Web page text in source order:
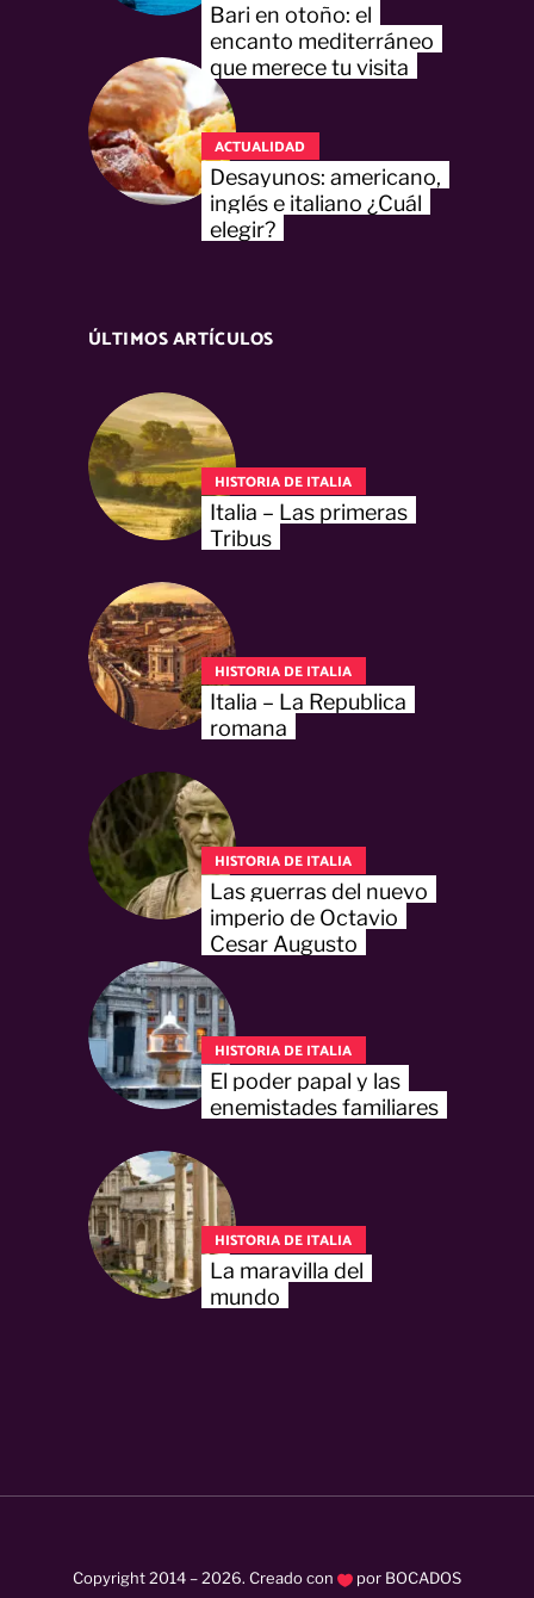
Bari en otoño: el
encanto mediterráneo
que merece tu visita
ACTUALIDAD
Desayunos: americano,
inglés e italiano ¿Cuál
elegir?
ÚLTIMOS ARTÍCULOS
HISTORIA DE ITALIA
Italia – Las primeras
Tribus
HISTORIA DE ITALIA
Italia – La Republica
romana
HISTORIA DE ITALIA
Las guerras del nuevo
imperio de Octavio
Cesar Augusto
HISTORIA DE ITALIA
El poder papal y las
enemistades familiares
HISTORIA DE ITALIA
La maravilla del
mundo
Copyright 2014 –2026. Creado con por BOCADOS